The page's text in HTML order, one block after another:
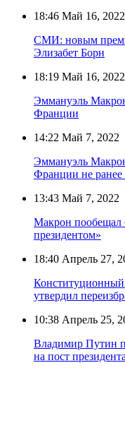
18:46 Май 16, 2022
СМИ: новым
Элизабет Борн
18:19 Май 16, 2022
Эммануэль
Франции
14:22 Май 7, 2022
Эммануэль
Франции не ранее
13:43 Май 7, 2022
Макрон пообещал
президентом»
18:40 Апрель 27,
утвердил
10:38 Апрель 25,
Владимир Путин
на пост